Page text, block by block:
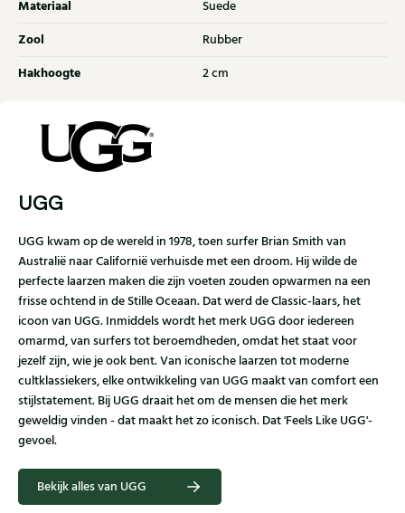
Materiaal Suede
Zool Rubber
Hakhoogte 2 cm
UGG
UGG kwam op de wereld in 1978, toen surfer Brian Smith van
Australië naar Californië verhuisde met een droom. Hij wilde de
perfecte laarzen maken die zijn voeten zouden opwarmen na een
frisse ochtend in de Stille Oceaan. Dat werd de Classic-laars, het
icoon van UGG. Inmiddels wordt het merk UGG door iedereen
omarmd, van surfers tot beroemdheden, omdat het staat voor
jezelf zijn, wie je ook bent. Van iconische laarzen tot moderne
cultklassiekers, elke ontwikkeling van UGG maakt van comfort een
stijlstatement. Bij UGG draait het om de mensen die het merk
geweldig vinden - dat maakt het zo iconisch. Dat 'Feels Like UGG'-
gevoel.
Bekijk alles van UGG